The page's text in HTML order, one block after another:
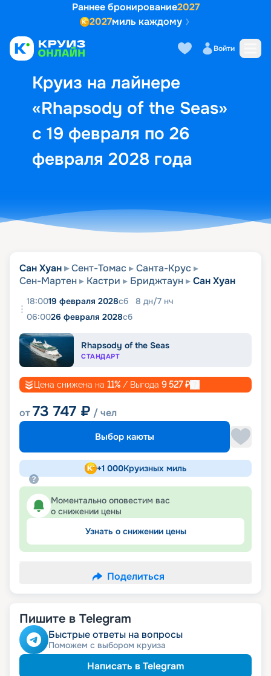
Раннее бронирование2027
2027миль каждому
Войти
Круиз на лайнере
«Rhapsody of the Seas»
с 19 февраля по 26
февраля 2028 года
Выбор кают Маршрут и
Сан Хуан Сент-Томас
Санта-Крус
Сен-Мартен
Кастри Бриджтаун Сан Хуан
18:0019 февраля 2028сб 8 дн/7 нч
06:0026 февраля 2028сб
Rhapsody of the Seas
СТАНДАРТ
Цена снижена на 11% / Выгода 9 527₽
от73 747 ₽ / чел
Выбор каюты
+1 000Круизных миль
Моментально оповестим вас
о снижении цены
Узнать о снижении цены
Поделиться
Пишите в Telegram
Быстрые ответы на вопросы
Поможем с выбором круиза
Написать в Telegram